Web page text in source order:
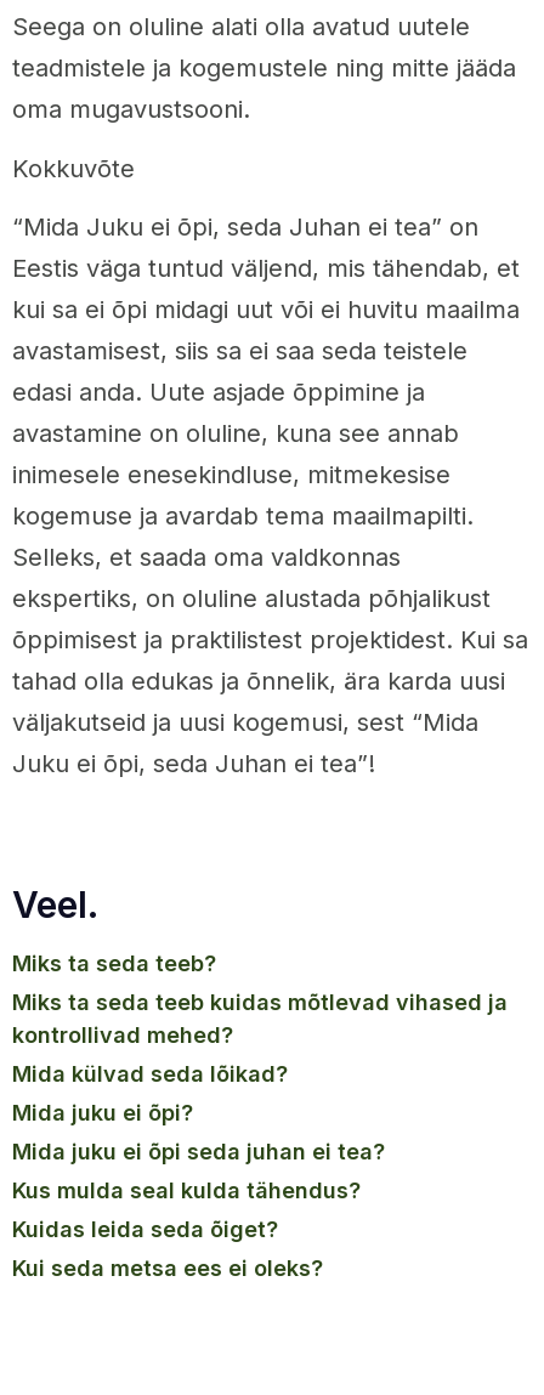
Seega on oluline alati olla avatud uutele
teadmistele ja kogemustele ning mitte jääda
oma mugavustsooni.
Kokkuvõte
“Mida Juku ei õpi, seda Juhan ei tea” on
Eestis väga tuntud väljend, mis tähendab, et
kui sa ei õpi midagi uut või ei huvitu maailma
avastamisest, siis sa ei saa seda teistele
edasi anda. Uute asjade õppimine ja
avastamine on oluline, kuna see annab
inimesele enesekindluse, mitmekesise
kogemuse ja avardab tema maailmapilti.
Selleks, et saada oma valdkonnas
ekspertiks, on oluline alustada põhjalikust
õppimisest ja praktilistest projektidest. Kui sa
tahad olla edukas ja õnnelik, ära karda uusi
väljakutseid ja uusi kogemusi, sest “Mida
Juku ei õpi, seda Juhan ei tea”!
Veel.
miks ta seda teeb?
miks ta seda teeb kuidas mõtlevad vihased ja
kontrollivad mehed?
mida külvad seda lõikad?
mida juku ei õpi?
mida juku ei õpi seda juhan ei tea?
kus mulda seal kulda tähendus?
kuidas leida seda õiget?
kui seda metsa ees ei oleks?